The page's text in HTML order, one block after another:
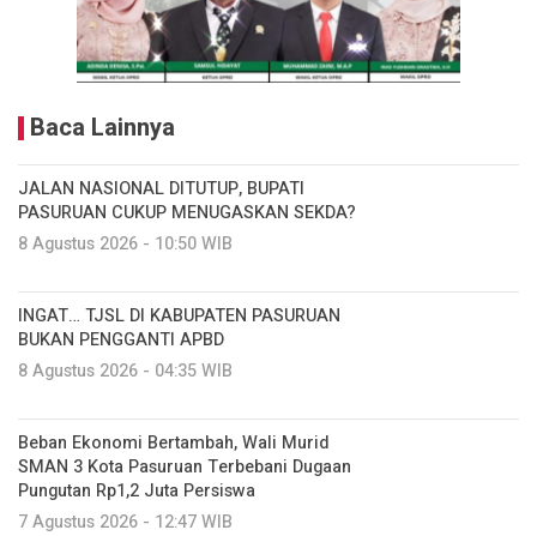
Baca Lainnya
JALAN NASIONAL DITUTUP, BUPATI
PASURUAN CUKUP MENUGASKAN SEKDA?
8 Agustus 2026 - 10:50 WIB
INGAT… TJSL DI KABUPATEN PASURUAN
BUKAN PENGGANTI APBD
8 Agustus 2026 - 04:35 WIB
Beban Ekonomi Bertambah, Wali Murid
SMAN 3 Kota Pasuruan Terbebani Dugaan
Pungutan Rp1,2 Juta Persiswa
7 Agustus 2026 - 12:47 WIB